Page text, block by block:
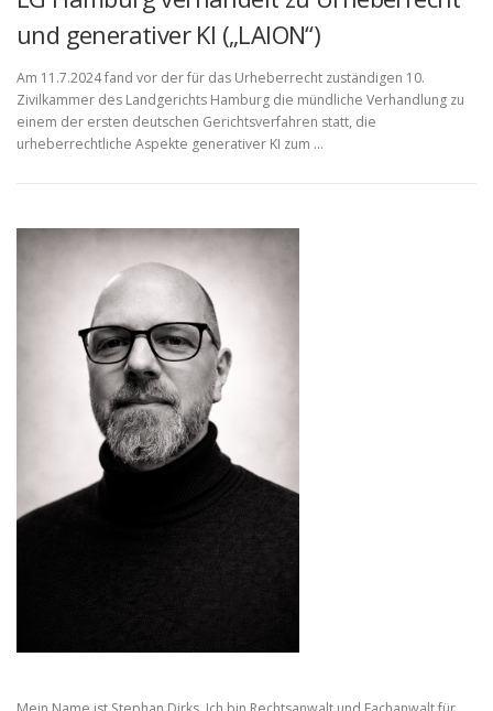
und generativer KI („LAION“)
Am 11.7.2024 fand vor der für das Urheberrecht zuständigen 10.
Zivilkammer des Landgerichts Hamburg die mündliche Verhandlung zu
einem der ersten deutschen Gerichtsverfahren statt, die
urheberrechtliche Aspekte generativer KI zum …